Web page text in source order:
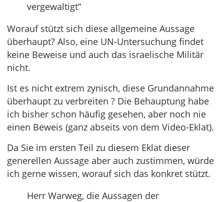
vergewaltigt“
Worauf stützt sich diese allgemeine Aussage
überhaupt? Also, eine UN-Untersuchung findet
keine Beweise und auch das israelische Militär
nicht.
Ist es nicht extrem zynisch, diese Grundannahme
überhaupt zu verbreiten ? Die Behauptung habe
ich bisher schon häufig gesehen, aber noch nie
einen Beweis (ganz abseits von dem Video-Eklat).
Da Sie im ersten Teil zu diesem Eklat dieser
generellen Aussage aber auch zustimmen, würde
ich gerne wissen, worauf sich das konkret stützt.
Herr Warweg, die Aussagen der